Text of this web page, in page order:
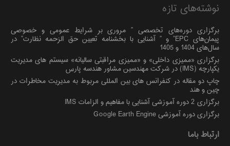
نوشته‌های تازه
برگزاری دوره‌های تخصصی ” مروری بر شرایط عمومی و خصوصی
پیمان‌های EPC” و ” آشنایی با بخشنامه تعیین حق الزحمه نظارت” در
سال‌های 1404 و 1405
برگزاری «ممیزی داخلی» و «ممیزی مراقبتی سالیانه» سیستم های مدیریت
یکپارچه (IMS) در شرکت مهندسین مشاور هندسه پارس
چاپ دو مقاله در کنفرانس های بین المللی مربوط به مدیریت مخاطرات در
چین و هند
برگزاری 2 دوره آموزشی آشنایی با مفاهیم و الزامات IMS
برگزاری دوره آموزشی Google Earth Engine
ارتباط باما